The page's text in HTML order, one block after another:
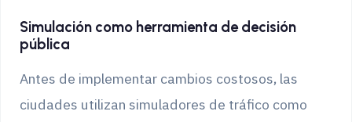
Simulación como herramienta de decisión
pública
Antes de implementar cambios costosos, las
ciudades utilizan simuladores de tráfico como